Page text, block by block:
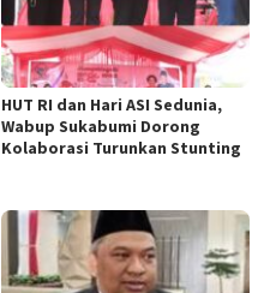
HUT RI dan Hari ASI Sedunia,
Wabup Sukabumi Dorong
Kolaborasi Turunkan Stunting